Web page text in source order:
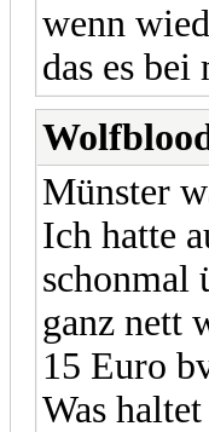
wenn
das es
Münster
Ich hatte
schonmal
ganz nett
15 Euro
Was